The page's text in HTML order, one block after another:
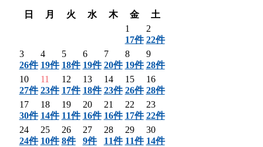
日
月 火 水 木 金
土
1
17件
2
22件
3
26件
4
19件
5
18件
6
19件
7
20件
8
19件
9
28件
10
27件
11
23件
12
17件
13
18件
14
23件
15
26件
16
28件
17
30件
18
14件
19
11件
20
16件
21
16件
22
17件
23
22件
24
24件
25
10件
26
8件
27
9件
28
11件
29
11件
30
14件